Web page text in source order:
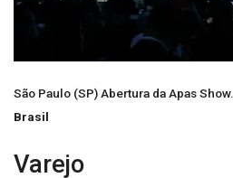
São Paulo (SP) Abertura da Apas Show.
Brasil
Varejo